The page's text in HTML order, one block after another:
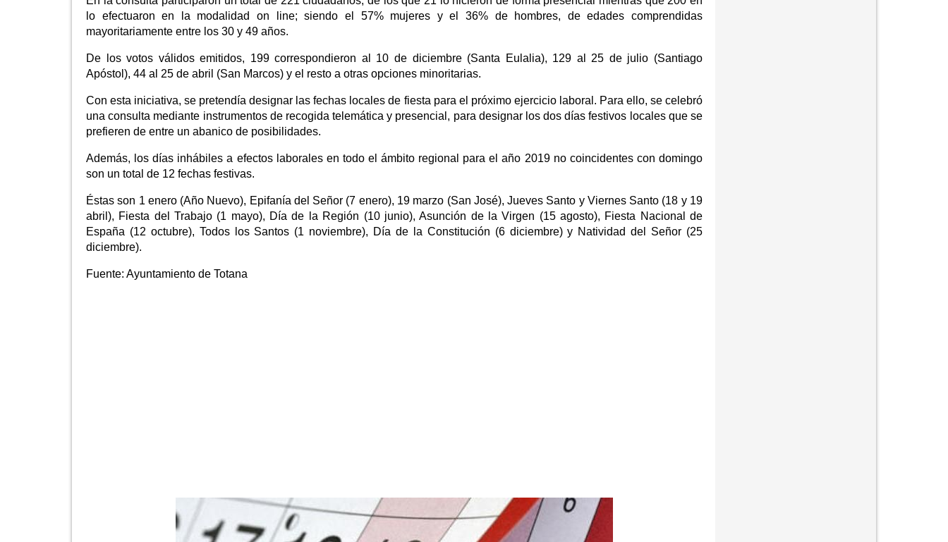
lo efectuaron en la modalidad on line; siendo el 57% mujeres y el 36% de hombres, de edades comprendidas
mayoritariamente entre los 30 y 49 años.
De los votos válidos emitidos, 199 correspondieron al 10 de diciembre (Santa Eulalia), 129 al 25 de julio (Santiago
Apóstol), 44 al 25 de abril (San Marcos) y el resto a otras opciones minoritarias.
Con esta iniciativa, se pretendía designar las fechas locales de fiesta para el próximo ejercicio laboral. Para ello, se celebró
una consulta mediante instrumentos de recogida telemática y presencial, para designar los dos días festivos locales que se
prefieren de entre un abanico de posibilidades.
Además, los días inhábiles a efectos laborales en todo el ámbito regional para el año 2019 no coincidentes con domingo
son un total de 12 fechas festivas.
Éstas son 1 enero (Año Nuevo), Epifanía del Señor (7 enero), 19 marzo (San José), Jueves Santo y Viernes Santo (18 y 19
abril), Fiesta del Trabajo (1 mayo), Día de la Región (10 junio), Asunción de la Virgen (15 agosto), Fiesta Nacional de
España (12 octubre), Todos los Santos (1 noviembre), Día de la Constitución (6 diciembre) y Natividad del Señor (25
diciembre).
Fuente: Ayuntamiento de Totana